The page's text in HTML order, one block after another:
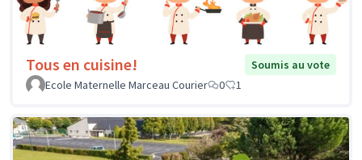
Tous en cuisine!
Soumis au vote
Ecole Maternelle Marceau Courier
0 1